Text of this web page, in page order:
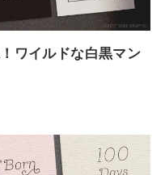
ワイルドな白黒マン